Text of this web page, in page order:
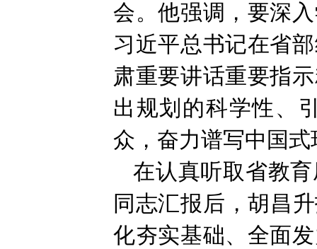
会。他强调，要深
习近平总书记在省
肃重要讲话重要指
出规划的科学性、
众，奋力谱写中国
在认真听取省教
同志汇报后，胡昌
化夯实基础、全面